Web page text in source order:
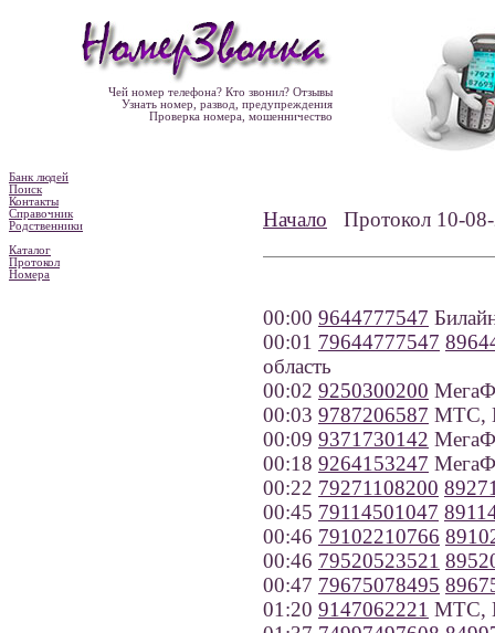
Чей номер телефона? Кто звонил? Отзывы
Узнать номер, развод, предупреждения
Проверка номера, мошенничество
Банк людей
Поиск
Контакты
Справочник
Родственники
Каталог
Протокол
Номера
Начало Протокол 10-
00:00 9644777547
00:01 79644777547
область
00:02 9250300200
00:03 9787206587 МТС,
00:09 9371730142
00:18 9264153247
00:22 79271108200
00:45 79114501047
00:46 79102210766
00:46 79520523521
00:47 79675078495
01:20 9147062221 МТС,